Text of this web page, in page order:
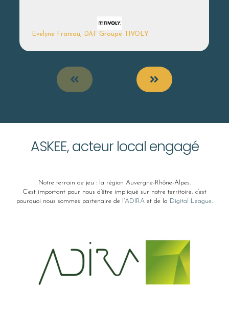
Evelyne Franiau, DAF Groupe TIVOLY
ASKEE, acteur local engagé
Notre terrain de jeu : la région Auvergne-Rhône-Alpes.
C’est important pour nous d’être impliqué sur notre territoire, c’est
pourquoi nous sommes partenaire de l’ADIRA et de la Digital League.